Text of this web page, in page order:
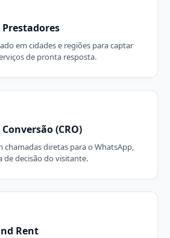
Prestadores
em cidades e regiões para captar
de pronta resposta.
(CRO)
chamadas diretas para o WhatsApp,
de decisão do visitante.
Rent